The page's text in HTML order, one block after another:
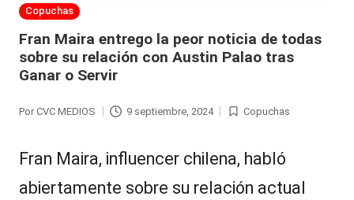
Publicada
Copuchas
Fran Maira entrego la peor noticia de todas
sobre su relación con Austin Palao tras
Ganar o Servir
Por CVC MEDIOS 9 septiembre, 2024
Publicada
Copuchas
Fran Maira, influencer chilena, habló
abiertamente sobre su relación actual